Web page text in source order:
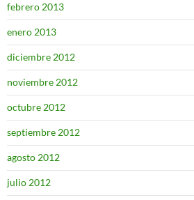
febrero 2013
enero 2013
diciembre 2012
noviembre 2012
octubre 2012
septiembre 2012
agosto 2012
julio 2012